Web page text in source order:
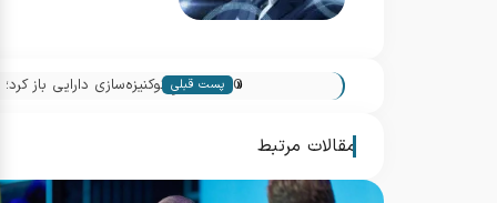
« پست قبلی
مقالات مرتبط